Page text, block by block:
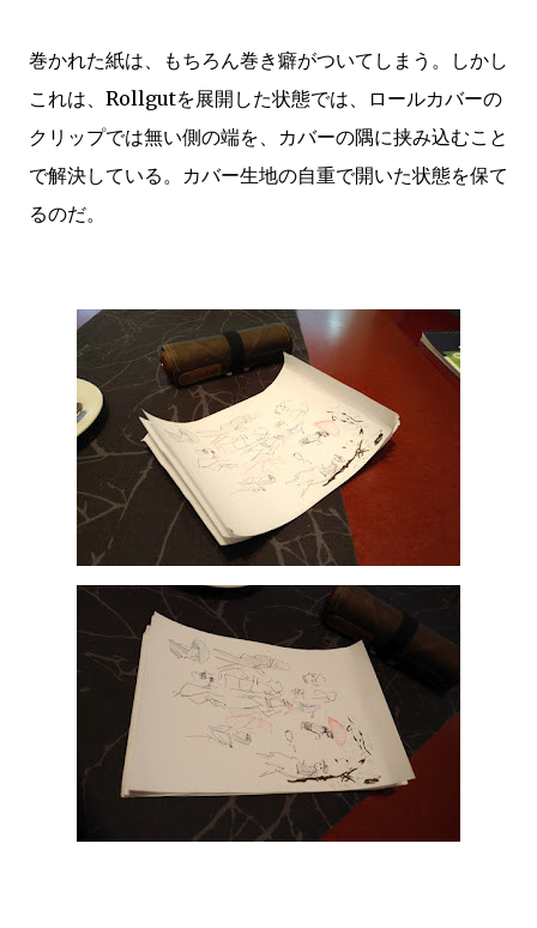
巻かれた紙は、もちろん巻き癖がついてしまう。しかし
これは、Rollgutを展開した状態では、ロールカバーの
クリップでは無い側の端を、カバーの隅に挟み込むこと
で解決している。カバー生地の自重で開いた状態を保て
るのだ。